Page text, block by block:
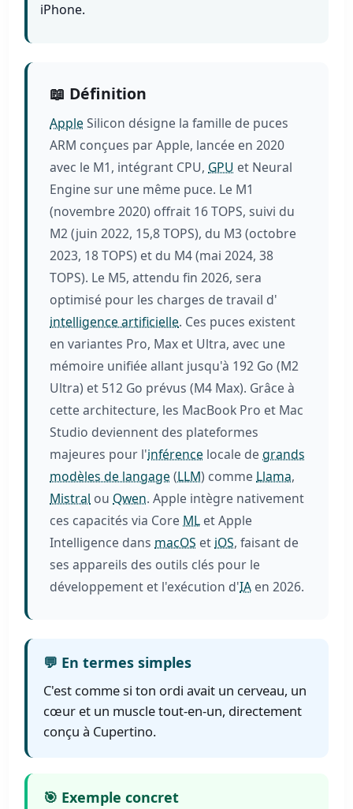
iPhone.
📖 Définition
Apple Silicon désigne la famille de puces
ARM conçues par Apple, lancée en 2020
avec le M1, intégrant CPU,GPU et Neural
Engine sur une même puce. Le M1
(novembre 2020) offrait 16 TOPS, suivi du
M2 (juin 2022, 15,8 TOPS), du M3 (octobre
2023, 18 TOPS) et du M4 (mai 2024, 38
TOPS). Le M5, attendu fin 2026, sera
optimisé pour les charges de travail d'
intelligence artificielle. Ces puces existent
en variantes Pro, Max et Ultra, avec une
mémoire unifiée allant jusqu'à 192 Go (M2
Ultra) et 512 Go prévus (M4 Max). Grâce à
cette architecture, les MacBook Pro et Mac
Studio deviennent des plateformes
majeures pour l'inférence locale degrands
modèles de langage (LLM) commeLlama,
Mistral ouQwen. Apple intègre nativement
ces capacités via CoreML et Apple
Intelligence dansmacOS etiOS, faisant de
ses appareils des outils clés pour le
développement et l'exécution d'IA en 2026.
💬 En termes simples
C'est comme si ton ordi avait un cerveau, un
cœur et un muscle tout-en-un, directement
conçu à Cupertino.
🎯 Exemple concret